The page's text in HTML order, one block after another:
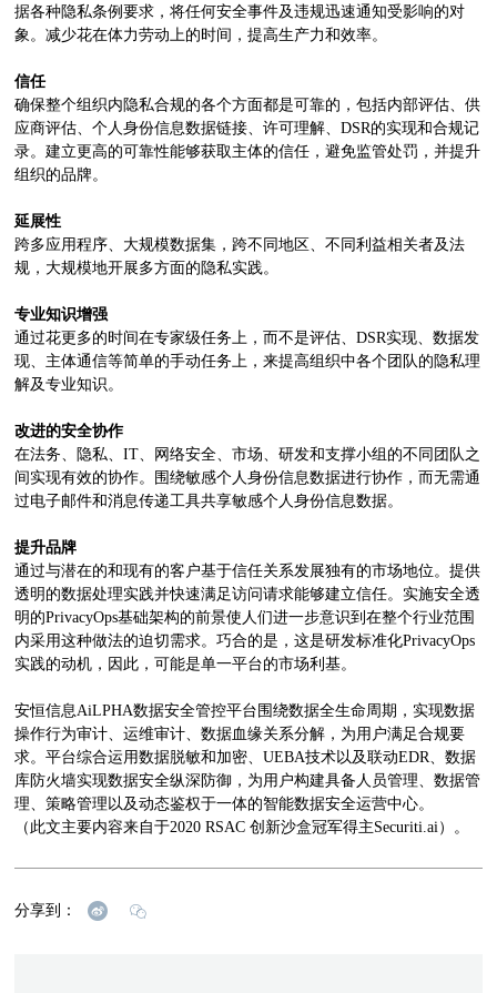
据各种隐私条例要求，将任何安全事件及违规迅速通知受影响的对
象。减少花在体力劳动上的时间，提高生产力和效率。
信任
确保整个组织内隐私合规的各个方面都是可靠的，包括内部评估、供
应商评估、个人身份信息数据链接、许可理解、DSR的实现和合规记
录。建立更高的可靠性能够获取主体的信任，避免监管处罚，并提升
组织的品牌。
延展性
跨多应用程序、大规模数据集，跨不同地区、不同利益相关者及法
规，大规模地开展多方面的隐私实践。
专业知识增强
通过花更多的时间在专家级任务上，而不是评估、DSR实现、数据发
现、主体通信等简单的手动任务上，来提高组织中各个团队的隐私理
解及专业知识。
改进的安全协作
在法务、隐私、IT、网络安全、市场、研发和支撑小组的不同团队之
间实现有效的协作。围绕敏感个人身份信息数据进行协作，而无需通
过电子邮件和消息传递工具共享敏感个人身份信息数据。
提升品牌
通过与潜在的和现有的客户基于信任关系发展独有的市场地位。提供
透明的数据处理实践并快速满足访问请求能够建立信任。实施安全透
明的PrivacyOps基础架构的前景使人们进一步意识到在整个行业范围
内采用这种做法的迫切需求。巧合的是，这是研发标准化PrivacyOps
实践的动机，因此，可能是单一平台的市场利基。
安恒信息AiLPHA数据安全管控平台围绕数据全生命周期，实现数据
操作行为审计、运维审计、数据血缘关系分解，为用户满足合规要
求。平台综合运用数据脱敏和加密、UEBA技术以及联动EDR、数据
库防火墙实现数据安全纵深防御，为用户构建具备人员管理、数据管
理、策略管理以及动态鉴权于一体的智能数据安全运营中心。
（此文主要内容来自于2020 RSAC 创新沙盒冠军得主Securiti.ai）。
分享到：